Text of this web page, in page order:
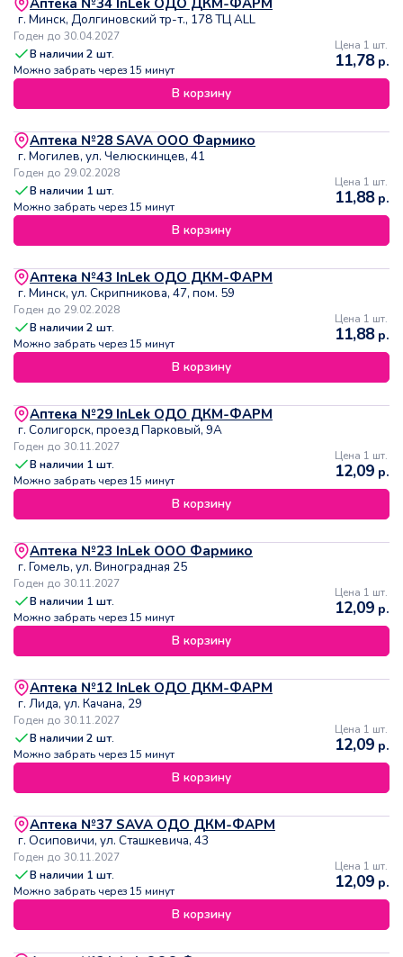
Аптека №34 InLek ОДО ДКМ-ФАРМ
г. Минск, Долгиновский тр-т., 178 ТЦ ALL
Годен до 30.04.2027
В наличии2 шт.
Можно забрать через 15 минут
Цена 1 шт.
11,78р.
В корзину
Аптека №28 SAVA ООО Фармико
г. Могилев, ул. Челюскинцев, 41
Годен до 29.02.2028
В наличии 1 шт.
Можно забрать через 15 минут
Цена 1 шт.
11,88р.
В корзину
Аптека №43 InLek ОДО ДКМ-ФАРМ
г. Минск, ул. Скрипникова, 47, пом. 59
Годен до 29.02.2028
В наличии2 шт.
Можно забрать через 15 минут
Цена 1 шт.
11,88р.
В корзину
Аптека №29 InLek ОДО ДКМ-ФАРМ
г. Солигорск, проезд Парковый, 9А
Годен до 30.11.2027
В наличии 1 шт.
Можно забрать через 15 минут
Цена 1 шт.
12,09 р.
В корзину
Аптека №23 InLek ООО Фармико
г. Гомель, ул. Виноградная 25
Годен до 30.11.2027
В наличии 1 шт.
Можно забрать через 15 минут
Цена 1 шт.
12,09 р.
В корзину
Аптека №12 InLek ОДО ДКМ-ФАРМ
г. Лида, ул. Качана, 29
Годен до 30.11.2027
В наличии2 шт.
Можно забрать через 15 минут
Цена 1 шт.
12,09 р.
В корзину
Аптека №37 SAVA ОДО ДКМ-ФАРМ
г. Осиповичи, ул. Сташкевича, 43
Годен до 30.11.2027
В наличии 1 шт.
Можно забрать через 15 минут
Цена 1 шт.
12,09 р.
В корзину